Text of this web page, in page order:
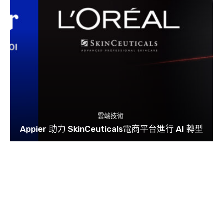
雲端技術
Appier 助力 SkinCeuticals電商平台進行 AI 轉型